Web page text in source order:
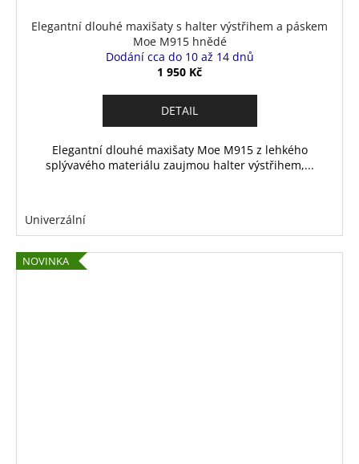
Elegantní dlouhé maxišaty s halter výstřihem a páskem
Moe M915 hnědé
Dodání cca do 10 až 14 dnů
1 950 Kč
DETAIL
Elegantní dlouhé maxišaty Moe M915 z lehkého
splývavého materiálu zaujmou halter výstřihem,...
Univerzální
NOVINKA